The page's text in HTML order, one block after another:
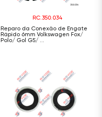
RC.350.034
Reparo da Conexão de Engate
Rápido 6mm Volkswagen Fox/
Polo/ Gol G5/ ...